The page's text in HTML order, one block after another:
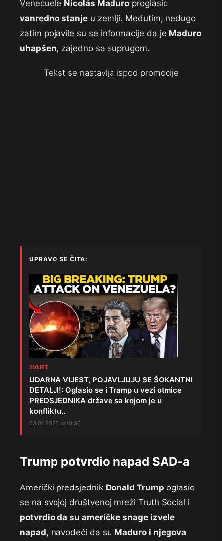
Venecuele Nicolás Maduro proglasio
vanredno stanje u zemlji. Međutim, nedugo
zatim pojavile su se informacije da je Maduro
uhapšen, zajedno sa suprugom.
Tekst se nastavlja ispod promocije
UPRAVO SE ČITA:
SVIJET
UDARNA VIJEST, POJAVLJUJU SE ŠOKANTNI
DETALJI!: Oglasio se i Tramp u vezi otmice
PREDSJEDNIKA države sa kojom je u
konfliktu..
03.01.2026. u 10:36
Trump potvrdio napad SAD-a
Američki predsjednik Donald Trump oglasio
se na svojoj društvenoj mreži Truth Social i
potvrdio da su američke snage izvele
napad, navodeći da su Maduro i njegova